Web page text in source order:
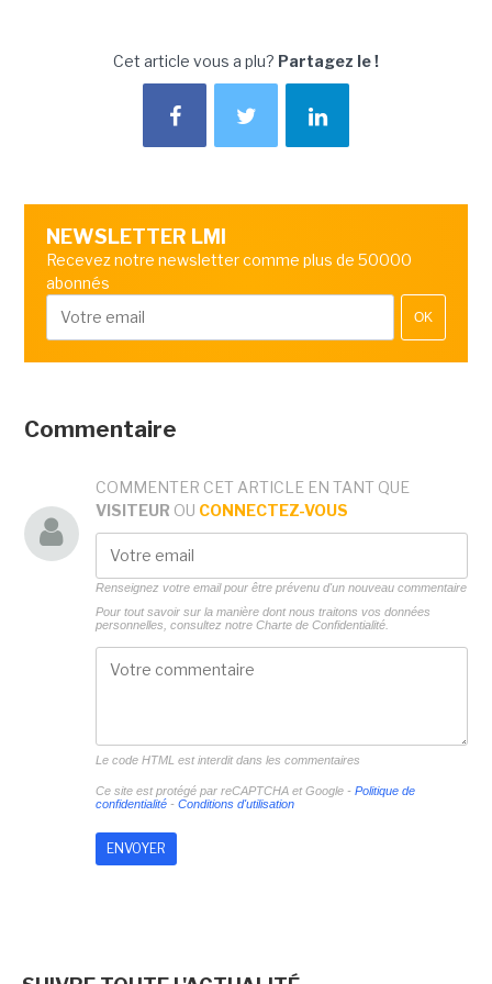
Cet article vous a plu? Partagez le !
NEWSLETTER LMI
Recevez notre newsletter comme plus de 50000
abonnés
OK
Commentaire
COMMENTER CET ARTICLE EN TANT QUE
VISITEUR OU CONNECTEZ-VOUS
Renseignez votre email pour être prévenu d'un nouveau commentaire
Pour tout savoir sur la manière dont nous traitons vos données
personnelles, consultez notre Charte de Confidentialité.
Le code HTML est interdit dans les commentaires
Ce site est protégé par reCAPTCHA et Google - Politique de
confidentialité- Conditions d'utilisation